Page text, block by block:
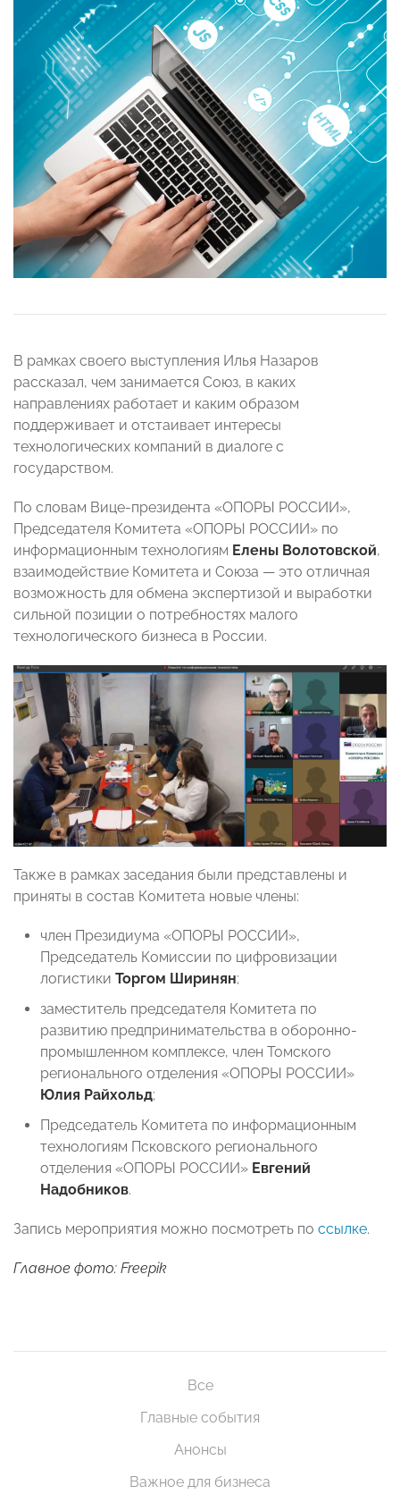
В рамках своего выступления Илья Назаров
рассказал, чем занимается Союз, в каких
направлениях работает и каким образом
поддерживает и отстаивает интересы
технологических компаний в диалоге с
государством.
По словам Вице-президента «ОПОРЫ РОССИИ»,
Председателя Комитета «ОПОРЫ РОССИИ» по
информационным технологиям Елены Волотовской,
взаимодействие Комитета и Союза — это отличная
возможность для обмена экспертизой и выработки
сильной позиции о потребностях малого
технологического бизнеса в России.
Также в рамках заседания были представлены и
приняты в состав Комитета новые члены:
член Президиума «ОПОРЫ РОССИИ»,
Председатель Комиссии по цифровизации
логистики Торгом Ширинян;
заместитель председателя Комитета по
развитию предпринимательства в оборонно-
промышленном комплексе, член Томского
регионального отделения «ОПОРЫ РОССИИ»
Юлия Райхольд;
Председатель Комитета по информационным
технологиям Псковского регионального
отделения «ОПОРЫ РОССИИ» Евгений
Надобников.
Запись мероприятия можно посмотреть по ссылке.
Главное фото: Freepik
Все
Главные события
Анонсы
Важное для бизнеса